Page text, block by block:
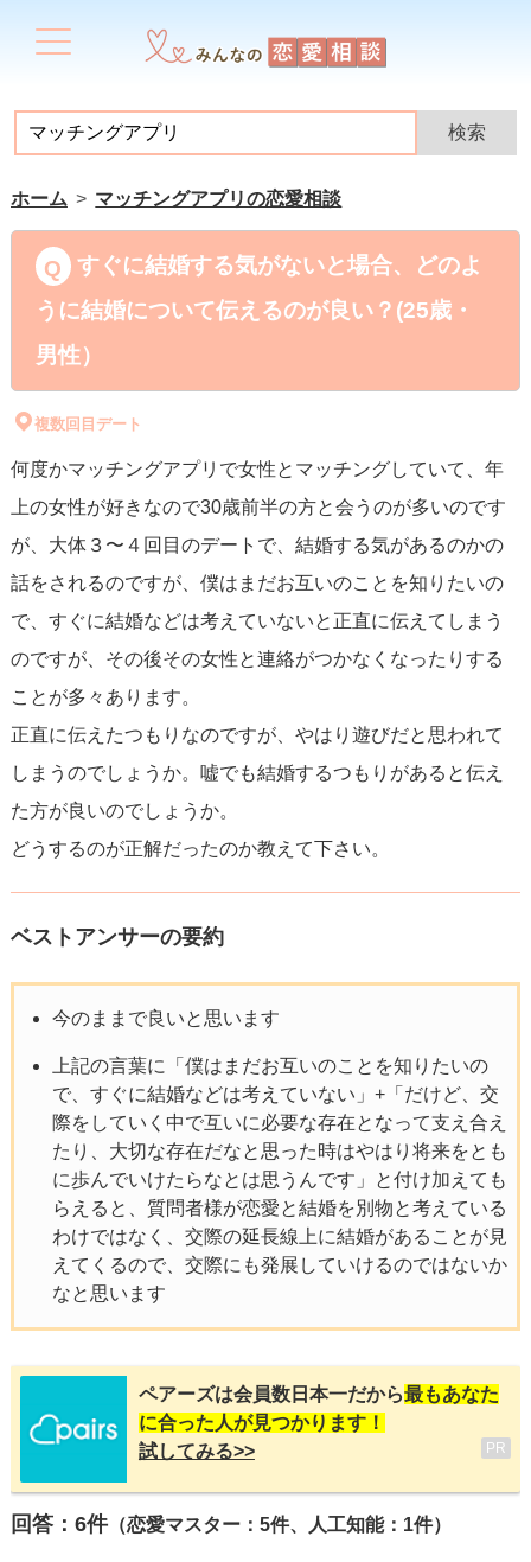
ホーム マッチングアプリの恋愛相談
すぐに結婚する気がないと場合、どのよ
うに結婚について伝えるのが良い？(25歳・
男性）
複数回目デート
何度かマッチングアプリで女性とマッチングしていて、年
上の女性が好きなので30歳前半の方と会うのが多いのです
が、大体３〜４回目のデートで、結婚する気があるのかの
話をされるのですが、僕はまだお互いのことを知りたいの
で、すぐに結婚などは考えていないと正直に伝えてしまう
のですが、その後その女性と連絡がつかなくなったりする
ことが多々あります。
正直に伝えたつもりなのですが、やはり遊びだと思われて
しまうのでしょうか。嘘でも結婚するつもりがあると伝え
た方が良いのでしょうか。
どうするのが正解だったのか教えて下さい。
ベストアンサーの要約
今のままで良いと思います
上記の言葉に「僕はまだお互いのことを知りたいの
で、すぐに結婚などは考えていない」+「だけど、交
際をしていく中で互いに必要な存在となって支え合え
たり、大切な存在だなと思った時はやはり将来をとも
に歩んでいけたらなとは思うんです」と付け加えても
らえると、質問者様が恋愛と結婚を別物と考えている
わけではなく、交際の延長線上に結婚があることが見
えてくるので、交際にも発展していけるのではないか
なと思います
ペアーズは会員数日本一だから最もあなた
に合った人が見つかります！
試してみる>>
PR
回答： 6件（恋愛マスター：5件、人工知能：1件）